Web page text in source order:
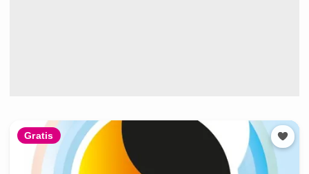
Gratis